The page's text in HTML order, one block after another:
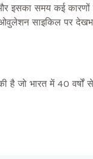
समय कई कारणों से
साइकिल पर
है जो भारत में 40 वर्षों